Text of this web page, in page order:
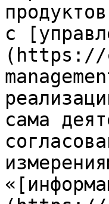
с
(https://
сама